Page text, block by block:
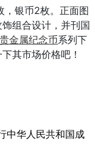
，银币2枚。正面图
组合设计，并刊国
贵金属纪念币系列下
其市场价格吧！
中华人民共和国成